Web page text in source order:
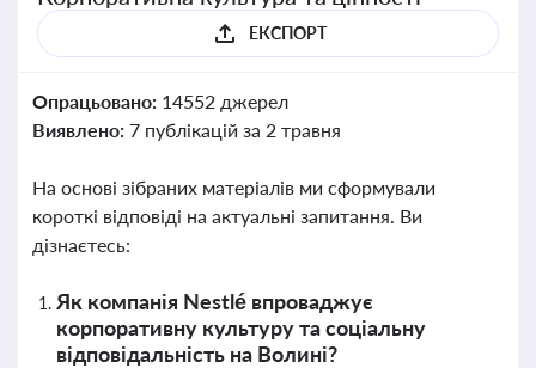
ЕКСПОРТ
Опрацьовано: 14552 джерел
Виявлено: 7 публікацій за 2 травня
На основі зібраних матеріалів ми сформували
короткі відповіді на актуальні запитання. Ви
дізнаєтесь:
Як компанія Nestlé впроваджує
корпоративну культуру та соціальну
відповідальність на Волині?